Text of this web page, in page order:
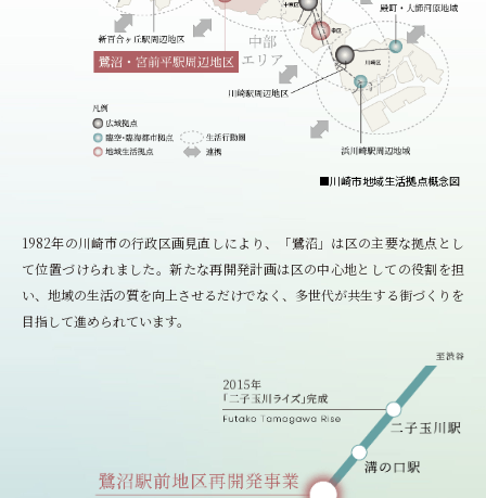
■川崎市地域生活拠点概念図
1982年の川崎市の行政区画見直しにより、「鷺沼」は区の主要な拠点とし
て位置づけられました。新たな再開発計画は区の中心地としての役割を担
い、地域の生活の質を向上させるだけでなく、多世代が共生する街づくりを
目指して進められています。